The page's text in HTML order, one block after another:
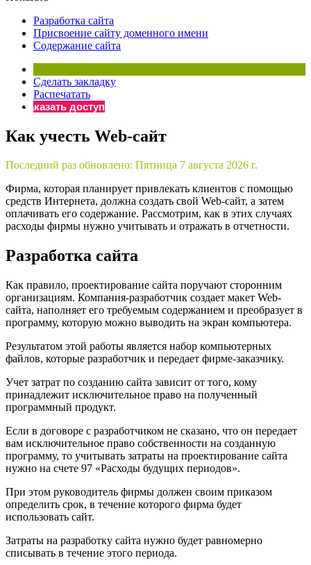
Бератор
«Практическая энциклопедия бухгалтера»
Материалы электронного журнала
«Нормативные акты для бухгалтера»
Материалы электронного журнала
«Практическая бухгалтерия»
Онлайн-сервисы «Учетная политика» и «Алгоритмы для
Разработка сайта
Присвоение сайту доменного имени
Содержание сайта
Сделать закладку
Распечатать
Заказать доступ
Как учесть Web-сайт
Последний раз обновлено: Пятница 7 августа 2026 г.
Фирма, которая планирует привлекать клиентов с помощью
средств Интернета, должна создать свой Web-сайт, а затем
оплачивать его содержание. Рассмотрим, как в этих случаях
расходы фирмы нужно учитывать и отражать в отчетности.
Разработка сайта
Как правило, проектирование сайта поручают сторонним
организациям. Компания-разработчик создает макет Web-
сайта, наполняет его требуемым содержанием и преобразует в
программу, которую можно выводить на экран компьютера.
Результатом этой работы является набор компьютерных
файлов, которые разработчик и передает фирме-заказчику.
Учет затрат по созданию сайта зависит от того, кому
принадлежит исключительное право на полученный
программный продукт.
Если в договоре с разработчиком не сказано, что он передает
вам исключительное право собственности на созданную
программу, то учитывать затраты на проектирование сайта
нужно на счете 97 «Расходы будущих периодов».
При этом руководитель фирмы должен своим приказом
определить срок, в течение которого фирма будет
использовать сайт.
Затраты на разработку сайта нужно будет равномерно
списывать в течение этого периода.